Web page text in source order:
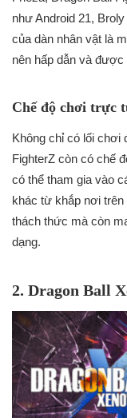
như Android 21,
của dàn nhân vật là
nên hấp dẫn và được
Chế độ chơi trực
Không chỉ có lối chơi
FighterZ còn có chế
có thể tham gia vào
khác từ khắp nơi
thách thức mà còn
dạng.
2. Dragon Ball